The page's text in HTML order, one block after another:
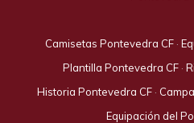
Camisetas Pontevedra CF·
Plantilla Pontevedra CF·
Historia Pontevedra CF ·
Equipación del